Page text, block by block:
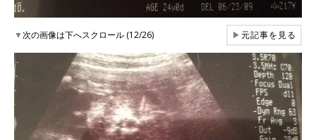
▼次の画像は下へスクロール (12/26) ▶元記事を見る